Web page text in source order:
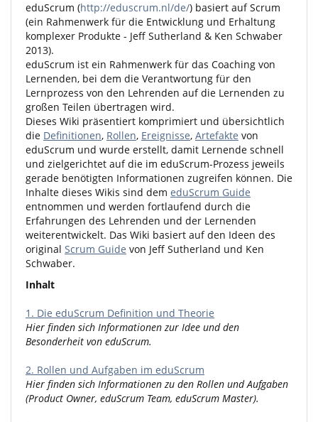
eduScrum (http://eduscrum.nl/de/) basiert auf Scrum
(ein Rahmenwerk für die Entwicklung und Erhaltung
komplexer Produkte - Jeff Sutherland & Ken Schwaber
2013).
eduScrum ist ein Rahmenwerk für das Coaching von
Lernenden, bei dem die Verantwortung für den
Lernprozess von den Lehrenden auf die Lernenden zu
großen Teilen übertragen wird.
Dieses Wiki präsentiert komprimiert und übersichtlich
die Definitionen, Rollen, Ereignisse, Artefakte von
eduScrum und wurde erstellt, damit Lernende schnell
und zielgerichtet auf die im eduScrum-Prozess jeweils
gerade benötigten Informationen zugreifen können. Die
Inhalte dieses Wikis sind dem eduScrum Guide
entnommen und werden fortlaufend durch die
Erfahrungen des Lehrenden und der Lernenden
weiterentwickelt. Das Wiki basiert auf den Ideen des
original Scrum Guide von Jeff Sutherland und Ken
Schwaber.
Inhalt
1. Die eduScrum Definition und Theorie
Hier finden sich Informationen zur Idee und den
Besonderheit von eduScrum.
2. Rollen und Aufgaben im eduScrum
Hier finden sich Informationen zu den Rollen und Aufgaben
(Product Owner, eduScrum Team, eduScrum Master).